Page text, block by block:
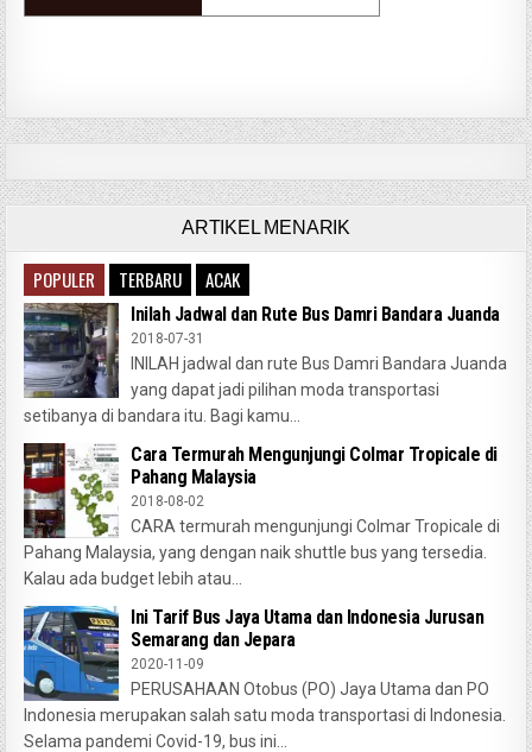
ARTIKEL MENARIK
POPULER TERBARU ACAK
Inilah Jadwal dan Rute Bus Damri Bandara Juanda
2018-07-31
INILAH jadwal dan rute Bus Damri Bandara Juanda
yang dapat jadi pilihan moda transportasi
setibanya di bandara itu. Bagi kamu...
Cara Termurah Mengunjungi Colmar Tropicale di
Pahang Malaysia
2018-08-02
CARA termurah mengunjungi Colmar Tropicale di
Pahang Malaysia, yang dengan naik shuttle bus yang tersedia.
Kalau ada budget lebih atau...
Ini Tarif Bus Jaya Utama dan Indonesia Jurusan
Semarang dan Jepara
2020-11-09
PERUSAHAAN Otobus (PO) Jaya Utama dan PO
Indonesia merupakan salah satu moda transportasi di Indonesia.
Selama pandemi Covid-19, bus ini...